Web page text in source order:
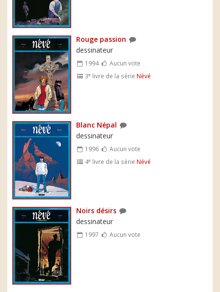
Rouge passion
dessinateur
1994
Aucun vote
3e livre de la série Névé
Blanc Népal
dessinateur
1996
Aucun vote
4e livre de la série Névé
Noirs désirs
dessinateur
1997 Aucun vote